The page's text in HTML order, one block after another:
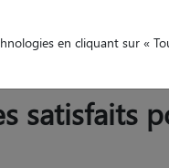
satisfaits
en cliquant sur «